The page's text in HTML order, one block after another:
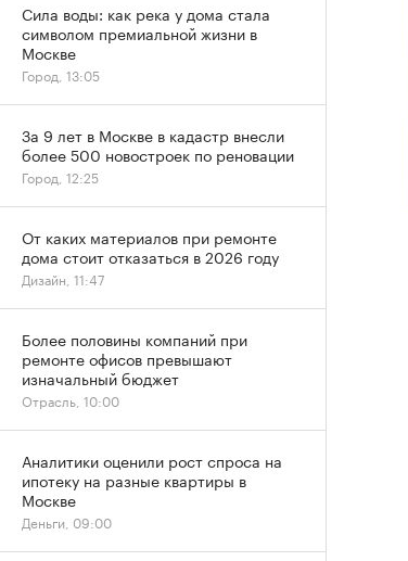
Сила воды: как река у дома стала
символом премиальной жизни в
Москве
Город, 13:05
За 9 лет в Москве в кадастр внесли
более 500 новостроек по реновации
Город, 12:25
От каких материалов при ремонте
дома стоит отказаться в 2026 году
Дизайн, 11:47
Более половины компаний при
ремонте офисов превышают
изначальный бюджет
Отрасль, 10:00
Аналитики оценили рост спроса на
ипотеку на разные квартиры в
Москве
Деньги, 09:00